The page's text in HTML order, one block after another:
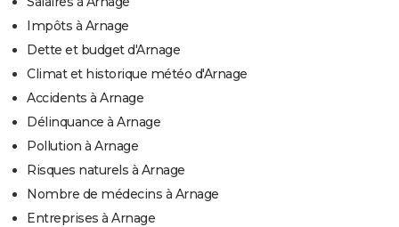
Impôts à Arnage
Dette et budget d'Arnage
Climat et historique météo d'Arnage
Accidents à Arnage
Délinquance à Arnage
Pollution à Arnage
Risques naturels à Arnage
Nombre de médecins à Arnage
Entreprises à Arnage